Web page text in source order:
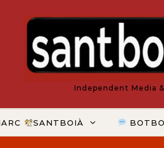
Independent Media
SANTBOIÀ